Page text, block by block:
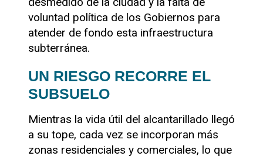
voluntad política de los Gobiernos para
atender de fondo esta infraestructura
subterránea.
UN RIESGO RECORRE EL
SUBSUELO
Mientras la vida útil del alcantarillado llegó
a su tope, cada vez se incorporan más
zonas residenciales y comerciales, lo que